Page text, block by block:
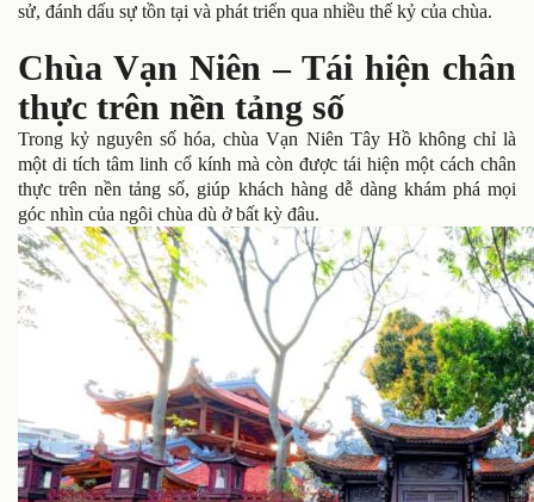
sử, đánh dấu sự tồn tại và phát triển qua nhiều thế kỷ của chùa.
Chùa Vạn Niên – Tái hiện chân
thực trên nền tảng số
Trong kỷ nguyên số hóa, chùa Vạn Niên Tây Hồ không chỉ là
một di tích tâm linh cổ kính mà còn được tái hiện một cách chân
thực trên nền tảng số, giúp khách hàng dễ dàng khám phá mọi
góc nhìn của ngôi chùa dù ở bất kỳ đâu.